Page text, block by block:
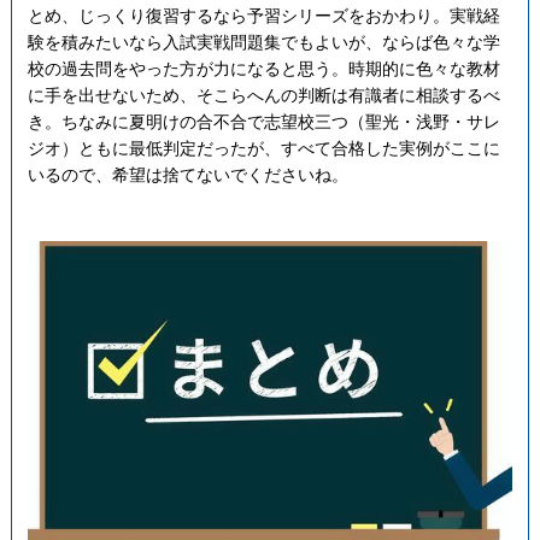
とめ、じっくり復習するなら予習シリーズをおかわり。実戦経
験を積みたいなら入試実戦問題集でもよいが、ならば色々な学
校の過去問をやった方が力になると思う。時期的に色々な教材
に手を出せないため、そこらへんの判断は有識者に相談するべ
き。ちなみに夏明けの合不合で志望校三つ（聖光・浅野・サレ
ジオ）ともに最低判定だったが、すべて合格した実例がここに
いるので、希望は捨てないでくださいね。